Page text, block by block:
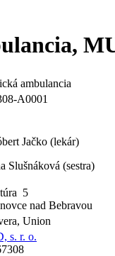
ambulancia
A0001
Jačko (lekár)
Slušnáková (sestra)
5
nad Bebravou
Union
s. r. o.